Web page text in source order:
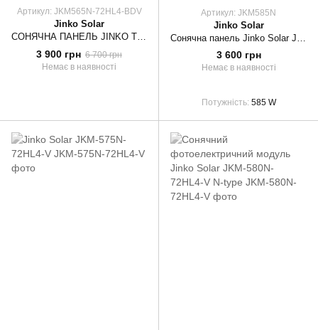
Артикул: JKM565N-72HL4-BDV
Jinko Solar
СОНЯЧНА ПАНЕЛЬ JINKO TIGER NEO JKM565N-72HL4-BDV
3 900 грн 6 700 грн
Немає в наявності
Артикул: JKM585N
Jinko Solar
3 600 грн
Немає в наявності
Потужність 585 W